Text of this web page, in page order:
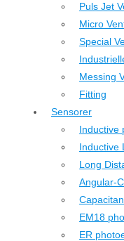
Puls Jet
Micro
Special
Messing
Fitting
Sensorer
Inductive
Inductive
Long
Angular-
EM18
ER